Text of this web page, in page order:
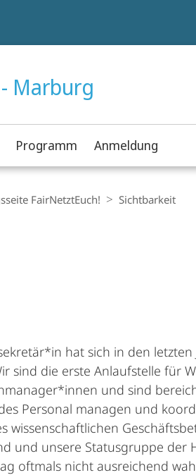
Marburg
Programm Anmeldung
FairNetztEuch! Sichtbarkeit
hat sich in den
sind die erste Anlaufstelle für
und sind
Personal managen und
wissenschaftlichen
und unsere Statusgruppe der
oftmals nicht ausreichend